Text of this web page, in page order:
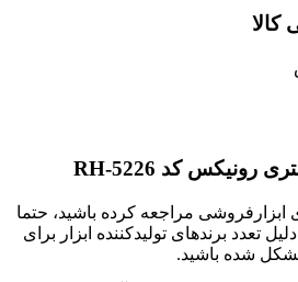
کالا
ابزارفروشی مراجعه کرده باشید، حتما
تعدد برندهای تولیدکننده ابزار برای
مشکل شده باشید.